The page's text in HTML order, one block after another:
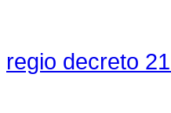
regio decreto